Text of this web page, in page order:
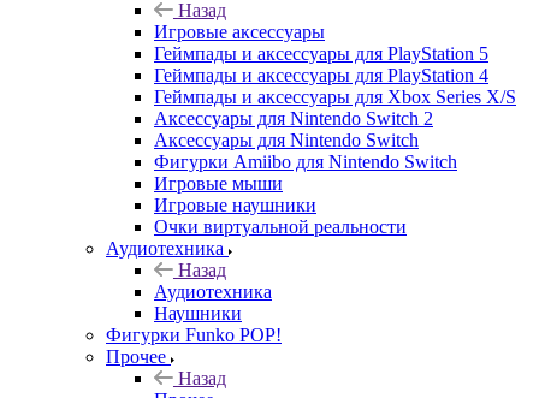
Назад
Игровые аксессуары
Геймпады и аксессуары для PlayStation 5
Геймпады и аксессуары для PlayStation 4
Геймпады и аксессуары для Xbox Series X/S
Аксессуары для Nintendo Switch 2
Аксессуары для Nintendo Switch
Фигурки Amiibo для Nintendo Switch
Игровые мыши
Игровые наушники
Очки виртуальной реальности
Аудиотехника
Назад
Аудиотехника
Наушники
Фигурки Funko POP!
Прочее
Назад